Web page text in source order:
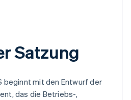
Satzung
beginnt mit den Entwurf der
das die Betriebs-,